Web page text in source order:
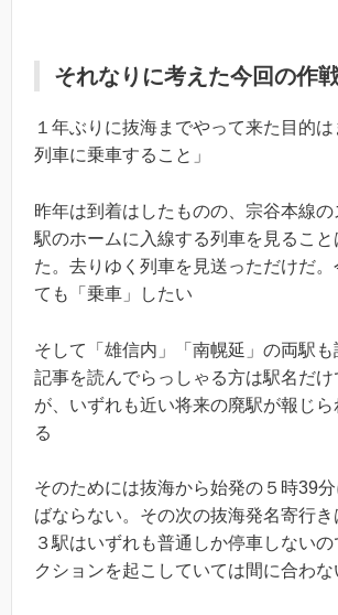
それなりに考えた今回の作
１年ぶりに抜海までやって来た目的
列車に乗車すること」
昨年は到着はしたものの、宗谷本線
駅のホームに入線する列車を見ること
た。去りゆく列車を見送っただけだ
ても「乗車」したい
そして「雄信内」「南幌延」の両駅
記事を読んでらっしゃる方は駅名だけ
が、いずれも近い将来の廃駅が報じ
る
そのためには抜海から始発の５時39
ばならない。その次の抜海発名寄行き
３駅はいずれも普通しか停車しない
クションを起こしていては間に合わな